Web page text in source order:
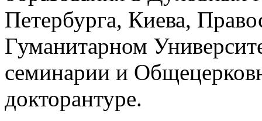
Петербурга, Киева,
Гуманитарном
семинарии и
докторантуре.